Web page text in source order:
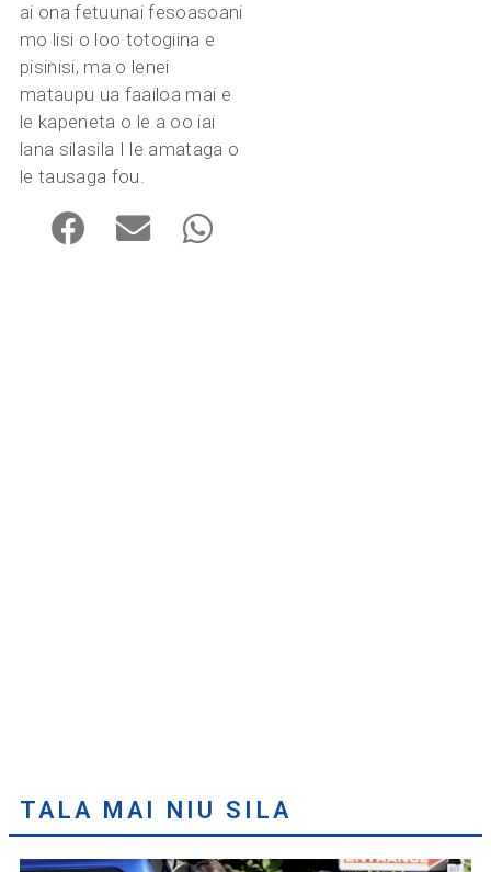
ai ona fetuunai fesoasoani
mo lisi o loo totogiina e
pisinisi, ma o lenei
mataupu ua faailoa mai e
le kapeneta o le a oo iai
lana silasila I le amataga o
le tausaga fou.
TALA MAI NIU SILA